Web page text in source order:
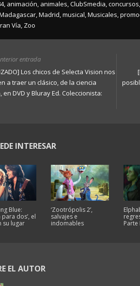
, animación, animales,ClubSmedia,concursos,
,Madrid,musical,Musicales,
Vía, Zoo
entrada
Los chicos de Selecta Vision nos
a traer un clásico, de la ciencia
en DVD y Bluray Ed. Coleccionista:
INTERESAR
Blue:
dos’, el
su lugar
‘Zootrópolis 2’,
salvajes e
indomables
Parte
EL AUTOR